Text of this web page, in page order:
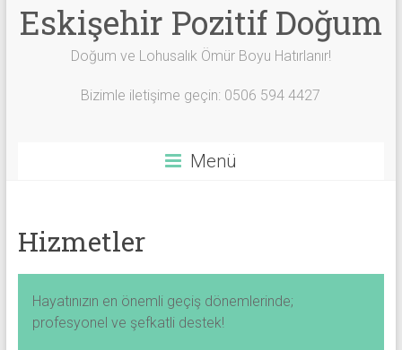
Eskişehir Pozitif Doğum
Doğum ve Lohusalık Ömür Boyu Hatırlanır!
Bizimle iletişime geçin: 0506 594 4427
Menü
Hizmetler
Hayatınızın en önemli geçiş dönemlerinde;
profesyonel ve şefkatli destek!